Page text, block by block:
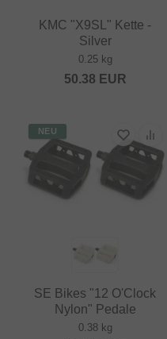
KMC "X9SL" Kette -
Silver
0.25 kg
50.38 EUR
NEU
SE Bikes "12 O'Clock
Nylon" Pedale
0.38 kg